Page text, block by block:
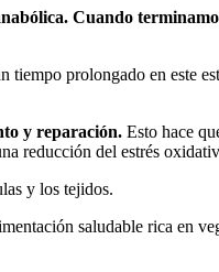
Cuando
tiempo prolongado en este
y reparación. Esto hace
reducción del estrés
y los tejidos.
saludable rica en